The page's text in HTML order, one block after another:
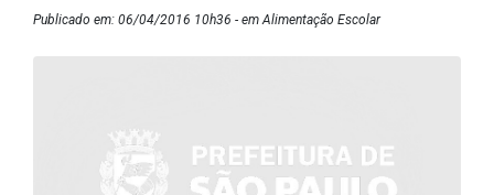
Publicado em: 06/04/2016 10h36 - em Alimentação Escolar